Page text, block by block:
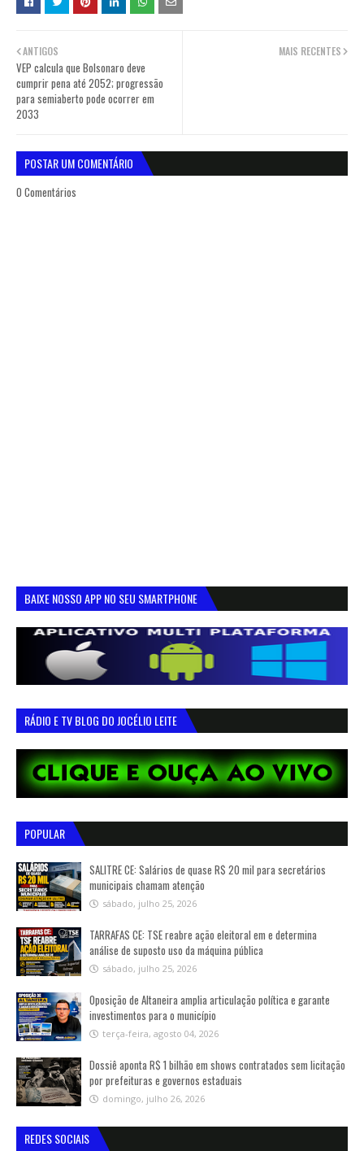
MAIS RECENTES
ANTIGOS
VEP calcula que Bolsonaro deve
cumprir pena até 2052; progressão
para semiaberto pode ocorrer em
2033
POSTAR UM COMENTÁRIO
0 Comentários
BAIXE NOSSO APP NO SEU SMARTPHONE
RÁDIO E TV BLOG DO JOCÉLIO LEITE
POPULAR
SALITRE CE: Salários de quase R$ 20 mil para secretários
municipais chamam atenção
sábado, julho 25, 2026
TARRAFAS CE: TSE reabre ação eleitoral em e determina
análise de suposto uso da máquina pública
sábado, julho 25, 2026
Oposição de Altaneira amplia articulação política e garante
investimentos para o município
terça-feira, agosto 04, 2026
Dossiê aponta R$ 1 bilhão em shows contratados sem licitação
por prefeituras e governos estaduais
domingo, julho 26, 2026
REDES SOCIAIS